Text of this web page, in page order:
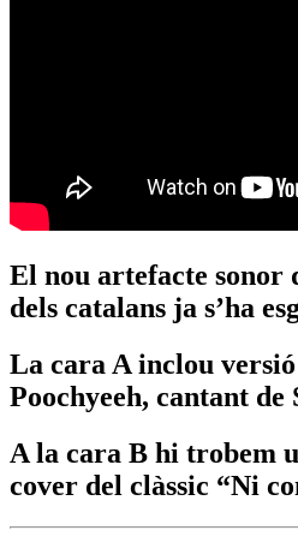
El nou artefacte sonor
dels catalans ja s’ha
La cara A inclou
Poochyeeh, cantant
A la cara B hi trobem
cover del clàssic “Ni